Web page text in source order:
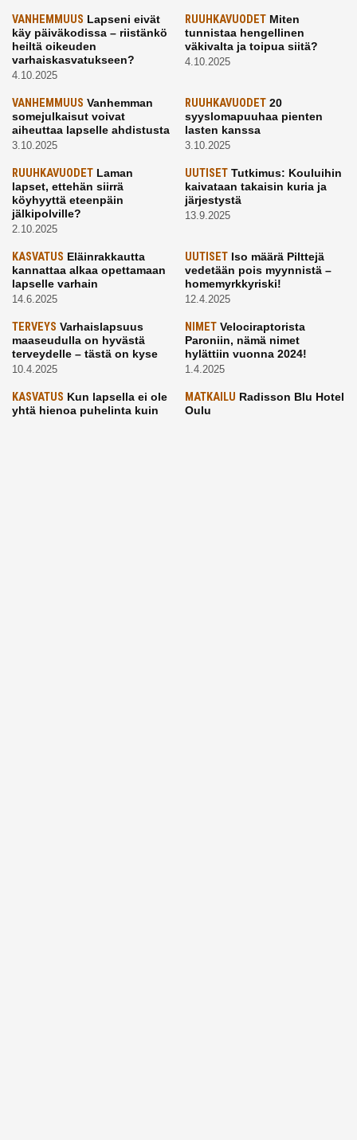
VANHEMMUUS Lapseni eivät
käy päiväkodissa – riistänkö
heiltä oikeuden
varhaiskasvatukseen?
4.10.2025
RUUHKAVUODETMiten
tunnistaa hengellinen
väkivalta ja toipua siitä?
4.10.2025
VANHEMMUUS Vanhemman
somejulkaisut voivat
aiheuttaa lapselle ahdistusta
3.10.2025
RUUHKAVUODET20
syyslomapuuhaa pienten
lasten kanssa
3.10.2025
RUUHKAVUODET Laman
lapset, ettehän siirrä
köyhyyttä eteenpäin
jälkipolville?
2.10.2025
UUTISETTutkimus: Kouluihin
kaivataan takaisin kuria ja
järjestystä
13.9.2025
KASVATUS Eläinrakkautta
kannattaa alkaa opettamaan
lapselle varhain
14.6.2025
UUTISETIso määrä Pilttejä
vedetään pois myynnistä –
homemyrkkyriski!
12.4.2025
TERVEYS Varhaislapsuus
maaseudulla on hyvästä
terveydelle – tästä on kyse
10.4.2025
NIMETVelociraptorista
Paroniin, nämä nimet
hylättiin vuonna 2024!
1.4.2025
KASVATUS Kun lapsella ei ole
yhtä hienoa puhelinta kuin
MATKAILU Radisson Blu Hotel
Oulu